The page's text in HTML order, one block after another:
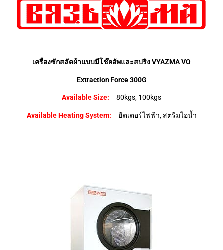
เครื่องซักสลัดผ้าแบบมีโช๊คอัพและสปริง VYAZMA VO
Extraction Force 300G
Available Size: 80kgs, 100kgs
Available Heating System: ฮีตเตอร์ไฟฟ้า, สตรีมไอน้ำ